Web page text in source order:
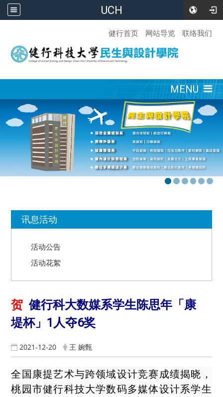
UCH
健行首页 网站导览 联络我们
MENU
讯息活动
活动公告
活动花絮
贺 健行科大数媒系学生陈思年「康
堤杯」1人夺6奖
2021-12-20 王 婉甄
全国康提艺术与跨领域设计竞赛成绩揭晓，
桃园市健行科技大学数码多媒体设计系学生